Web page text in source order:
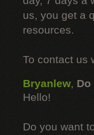
us, you get a
resources.
To contact us
Bryanlew,
Hello!
Do you want